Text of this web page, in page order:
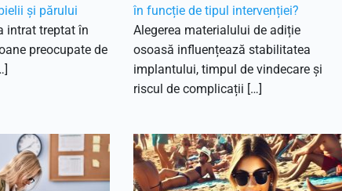
și părului
intrat treptat în
preocupate de
în funcție de tipul intervenției?
Alegerea materialului de adiție
osoasă influențează stabilitatea
implantului, timpul de vindecare și
riscul de complicații […]